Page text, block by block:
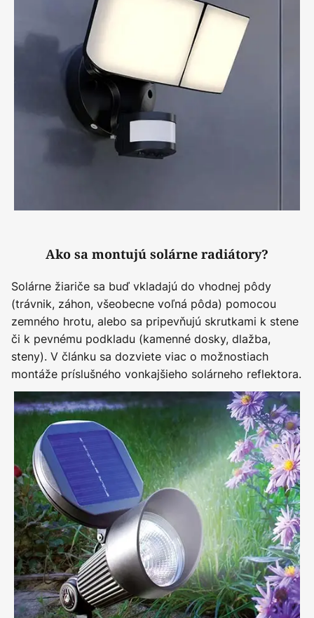
Ako sa montujú solárne radiátory?
Solárne žiariče sa buď vkladajú do vhodnej pôdy
(trávnik, záhon, všeobecne voľná pôda) pomocou
zemného hrotu, alebo sa pripevňujú skrutkami k stene
či k pevnému podkladu (kamenné dosky, dlažba,
steny). V článku sa dozviete viac o možnostiach
montáže príslušného vonkajšieho solárneho reflektora.